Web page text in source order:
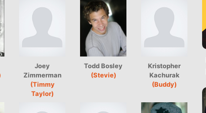
Joey
Zimmerman
(Timmy
Taylor)
Todd Bosley
(Stevie)
Kristopher
Kachurak
(Buddy)